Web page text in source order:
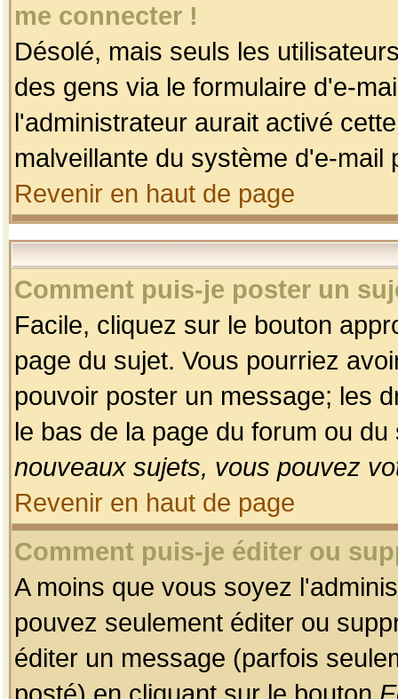
me connecter !
Désolé, mais seuls les
des gens via le formulaire d'e-
l'administrateur aurait activé
malveillante du système d'e-
Revenir en haut de page
Comment puis-je poster un
Facile, cliquez sur le bouton
page du sujet. Vous pourriez
pouvoir poster un message; les
le bas de la page du forum ou
nouveaux sujets, vous pouvez
Revenir en haut de page
Comment puis-je éditer ou
A moins que vous soyez
pouvez seulement éditer ou
éditer un message (parfois